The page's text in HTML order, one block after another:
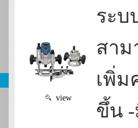
view
ระบ
สาม
เพิ่ม
ขึ้น -